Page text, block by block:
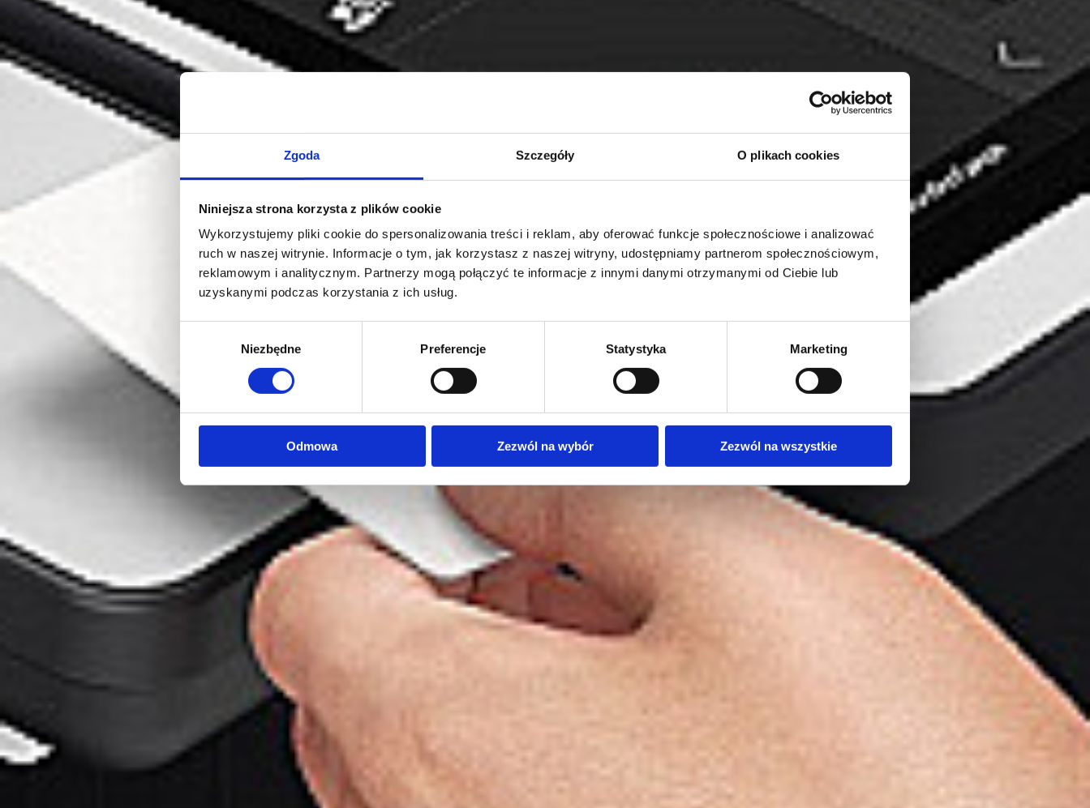
Zgoda Szczegóły O plikach cookies
Niniejsza strona korzysta z plików cookie
Wykorzystujemy pliki cookie do spersonalizowania treści i reklam, aby oferować funkcje społecznościowe i analizować
ruch w naszej witrynie. Informacje o tym, jak korzystasz z naszej witryny, udostępniamy partnerom społecznościowym,
reklamowym i analitycznym. Partnerzy mogą połączyć te informacje z innymi danymi otrzymanymi od Ciebie lub
uzyskanymi podczas korzystania z ich usług.
Niezbędne Preferencje Statystyka Marketing
Odmowa Zezwól na wybór Zezwól na wszystkie
Rozwiązania wielkoformatowe